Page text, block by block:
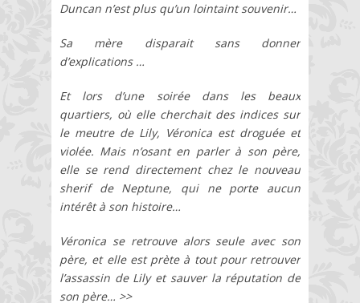
Duncan n’est plus qu’un lointaint souvenir…
Sa mère disparait sans donner
d’explications …
Et lors d’une soirée dans les beaux
quartiers, où elle cherchait des indices sur
le meutre de Lily, Véronica est droguée et
violée. Mais n’osant en parler à son père,
elle se rend directement chez le nouveau
sherif de Neptune, qui ne porte aucun
intérêt à son histoire…
Véronica se retrouve alors seule avec son
père, et elle est prète à tout pour retrouver
l’assassin de Lily et sauver la réputation de
son père… >>